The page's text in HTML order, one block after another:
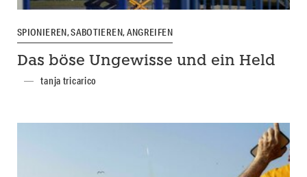
SPIONIEREN, SABOTIEREN, ANGREIFEN
Das böse Ungewisse und ein Held
tanja tricarico